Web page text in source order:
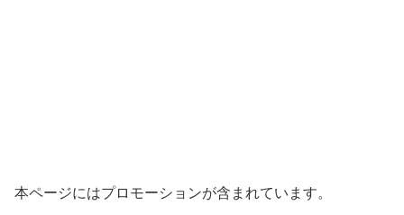
本ページにはプロモーションが含まれています。